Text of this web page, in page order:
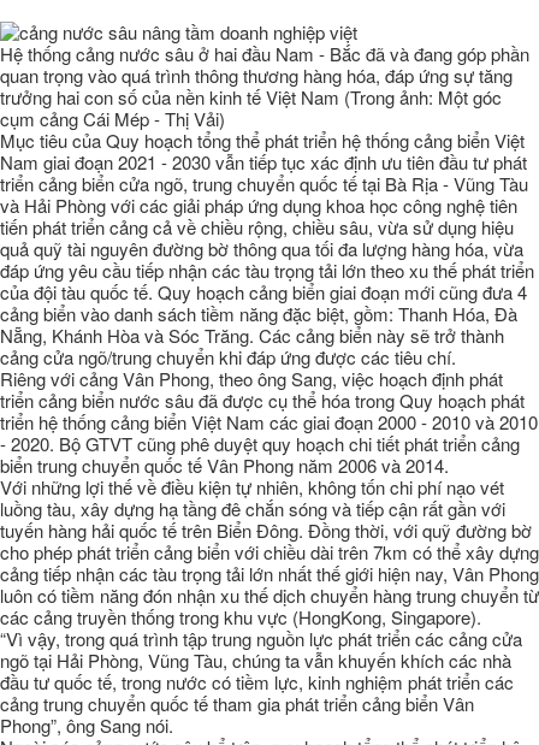
Hệ thống cảng nước sâu ở hai đầu Nam - Bắc đã và đang góp phần
quan trọng vào quá trình thông thương hàng hóa, đáp ứng sự tăng
trưởng hai con số của nền kinh tế Việt Nam (Trong ảnh: Một góc
cụm cảng Cái Mép - Thị Vải)
Mục tiêu của Quy hoạch tổng thể phát triển hệ thống cảng biển Việt
Nam giai đoạn 2021 - 2030 vẫn tiếp tục xác định ưu tiên đầu tư phát
triển cảng biển cửa ngõ, trung chuyển quốc tế tại Bà Rịa - Vũng Tàu
và Hải Phòng với các giải pháp ứng dụng khoa học công nghệ tiên
tiến phát triển cảng cả về chiều rộng, chiều sâu, vừa sử dụng hiệu
quả quỹ tài nguyên đường bờ thông qua tối đa lượng hàng hóa, vừa
đáp ứng yêu cầu tiếp nhận các tàu trọng tải lớn theo xu thế phát triển
của đội tàu quốc tế. Quy hoạch cảng biển giai đoạn mới cũng đưa 4
cảng biển vào danh sách tiềm năng đặc biệt, gồm: Thanh Hóa, Đà
Nẵng, Khánh Hòa và Sóc Trăng. Các cảng biển này sẽ trở thành
cảng cửa ngõ/trung chuyển khi đáp ứng được các tiêu chí.
Riêng với cảng Vân Phong, theo ông Sang, việc hoạch định phát
triển cảng biển nước sâu đã được cụ thể hóa trong Quy hoạch phát
triển hệ thống cảng biển Việt Nam các giai đoạn 2000 - 2010 và 2010
- 2020. Bộ GTVT cũng phê duyệt quy hoạch chi tiết phát triển cảng
biển trung chuyển quốc tế Vân Phong năm 2006 và 2014.
Với những lợi thế về điều kiện tự nhiên, không tốn chi phí nạo vét
luồng tàu, xây dựng hạ tầng đê chắn sóng và tiếp cận rất gần với
tuyến hàng hải quốc tế trên Biển Đông. Đồng thời, với quỹ đường bờ
cho phép phát triển cảng biển với chiều dài trên 7km có thể xây dựng
cảng tiếp nhận các tàu trọng tải lớn nhất thế giới hiện nay, Vân Phong
luôn có tiềm năng đón nhận xu thế dịch chuyển hàng trung chuyển từ
các cảng truyền thống trong khu vực (HongKong, Singapore).
“Vì vậy, trong quá trình tập trung nguồn lực phát triển các cảng cửa
ngõ tại Hải Phòng, Vũng Tàu, chúng ta vẫn khuyến khích các nhà
đầu tư quốc tế, trong nước có tiềm lực, kinh nghiệm phát triển các
cảng trung chuyển quốc tế tham gia phát triển cảng biển Vân
Phong”, ông Sang nói.